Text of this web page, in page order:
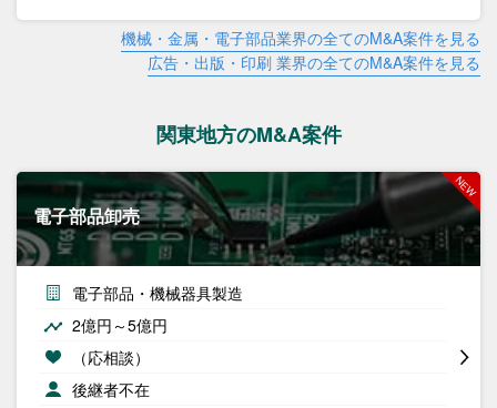
機械・金属・電子部品業界の全てのM&A案件を見る
広告・出版・印刷 業界の全てのM&A案件を見る
関東地方のM&A案件
電子部品卸売
電子部品・機械器具製造
2億円～5億円
（応相談）
後継者不在